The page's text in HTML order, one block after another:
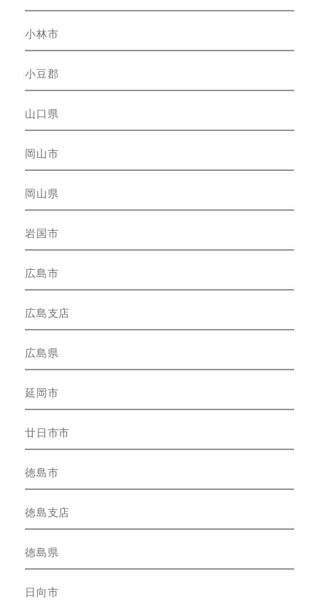
小林市
小豆郡
山口県
岡山市
岡山県
岩国市
広島市
広島支店
広島県
延岡市
廿日市市
徳島市
徳島支店
徳島県
日向市